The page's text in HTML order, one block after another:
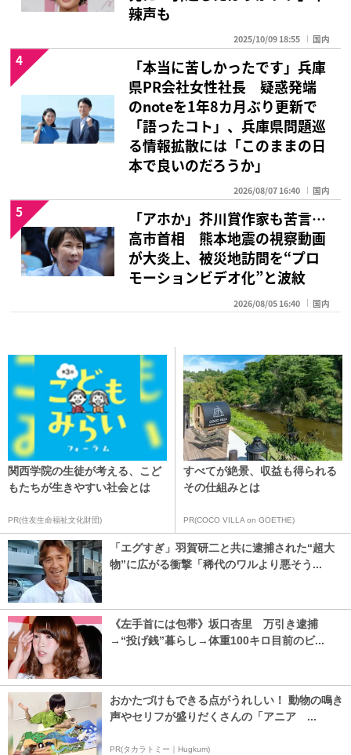
辣声も
2025/10/09 18:55 国内
「本当に苦しかったです」兵庫
県PR会社女性社長 疑惑発端
のnoteを1年8カ月ぶり更新で
「語ったコト」、兵庫県問題巡
る情報拡散には「このままの日
本で良いのだろうか」
2026/08/07 16:40 国内
4
「アホか」芥川賞作家も苦言…
高市首相 熊本地震の視察動画
が大炎上、被災地訪問を“プロ
モーションビデオ化”と波紋
2026/08/05 16:40 国内
5
関西学院の生徒が考える、こど
もたちが生きやすい社会とは
PR(住友生命福祉文化財団)
すべてが絶景、収益も得られる
その仕組みとは
PR(COCO VILLA on GOETHE)
「エグすぎ」羽賀研二と共に逮捕された“超大
物”に広がる衝撃「稀代のワルより悪そう...
《左手首には包帯》坂口杏里 万引き逮捕
→“投げ銭”暮らし→体重100キロ目前のビ...
おかたづけもできる点がうれしい！ 動物の鳴き
声やセリフが盛りだくさんの「アニア ...
PR(タカラトミー｜Hugkum)